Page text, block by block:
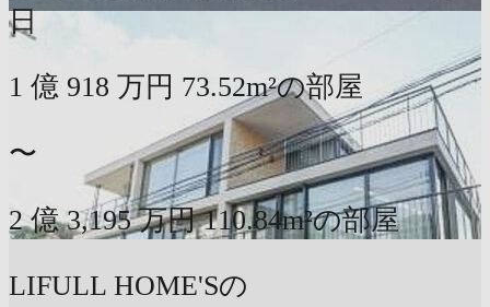
日
1 億 918 万円 73.52m²の部屋
〜
2 億 3,195 万円 110.84m²の部屋
LIFULL HOME'Sの